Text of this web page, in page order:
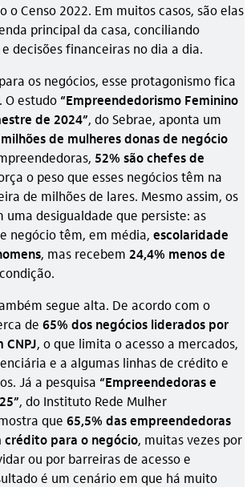
o Censo 2022. Em muitos casos, são elas
principal da casa, conciliando
decisões financeiras no dia a dia.
os negócios, esse protagonismo fica
O estudo “Empreendedorismo Feminino
de 2024”, do Sebrae, aponta um
de mulheres donas de negócio
52% são chefes de
o peso que esses negócios têm na
de milhões de lares. Mesmo assim, os
uma desigualdade que persiste: as
negócio têm, em média, escolaridade
, mas recebem 24,4% menos de
segue alta. De acordo com o
de 65% dos negócios liderados por
, o que limita o acesso a mercados,
e a algumas linhas de crédito e
Já a pesquisa “Empreendedoras e
, do Instituto Rede Mulher
que 65,5% das empreendedoras
crédito para o negócio, muitas vezes por
ou por barreiras de acesso e
é um cenário em que há muito